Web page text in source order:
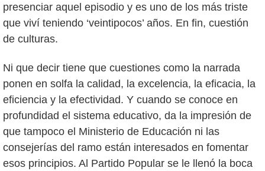
presenciar aquel episodio y es uno de los más triste
que viví teniendo ‘veintipocos’ años. En fin, cuestión
de culturas.
Ni que decir tiene que cuestiones como la narrada
ponen en solfa la calidad, la excelencia, la eficacia, la
eficiencia y la efectividad. Y cuando se conoce en
profundidad el sistema educativo, da la impresión de
que tampoco el Ministerio de Educación ni las
consejerías del ramo están interesados en fomentar
esos principios. Al Partido Popular se le llenó la boca